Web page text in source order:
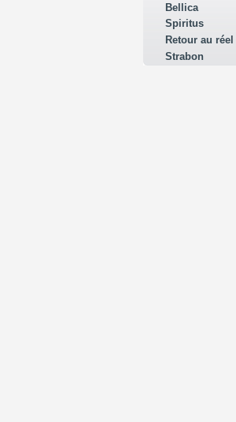
Bellica
Spiritus
Retour au réel
Strabon